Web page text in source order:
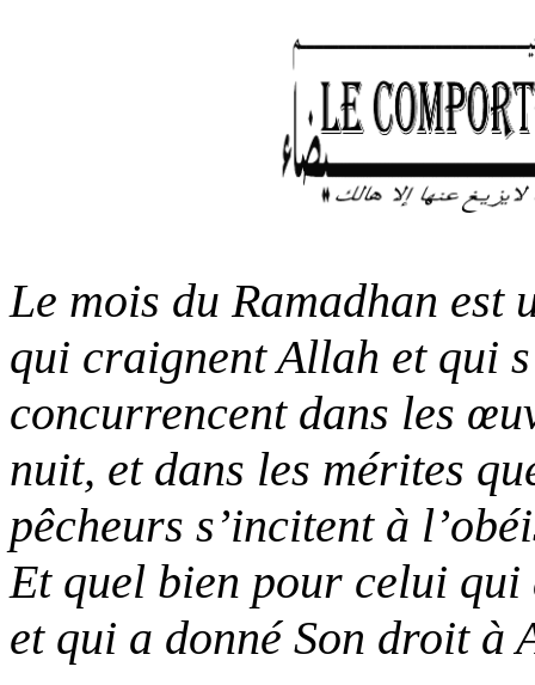
Le mois du Ramadhan est
qui craignent Allah et qui
concurrencent dans les
nuit, et dans les mérites
pêcheurs s’incitent à
Et quel bien pour celui
et qui a donné Son droit